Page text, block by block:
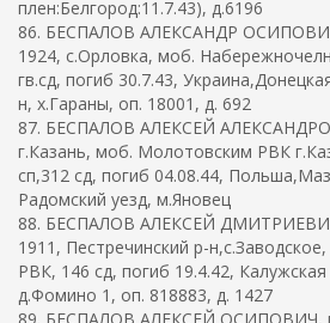
плен:Белгород:11.7.43), д.6196
86. БЕСПАЛОВ АЛЕКСАНДР
1924, с.Орловка, моб.
гв.сд, погиб 30.7.43,
н, х.Гараны, оп. 18001, д. 692
87. БЕСПАЛОВ АЛЕКСЕЙ
г.Казань, моб. Молотовским РВК
сп,312 сд, погиб 04.08.44,
Радомский уезд, м.Яновец
88. БЕСПАЛОВ АЛЕКСЕЙ
1911, Пестречинский р-
РВК, 146 сд, погиб 19.4.42,
д.Фомино 1, оп. 818883, д. 1427